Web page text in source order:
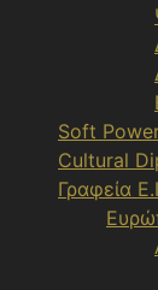
Soft
Cultural
Γραφεία